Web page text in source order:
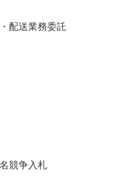
配送業務委託
競争入札